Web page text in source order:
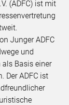
(ADFC) ist mit
Junger ADFC
und
Basis einer
Der ADFC ist